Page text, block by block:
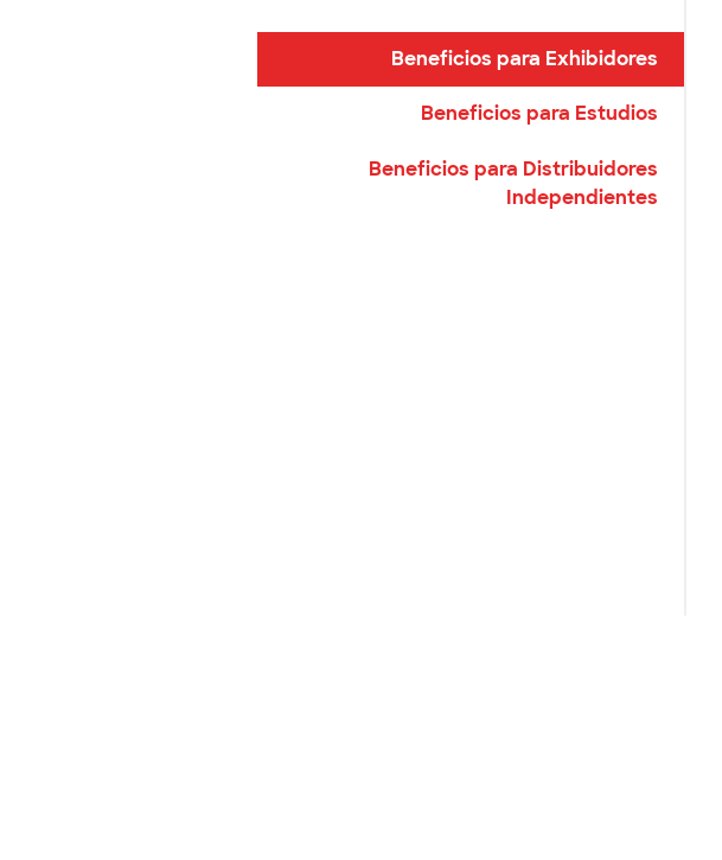
Beneficios para Exhibidores
Beneficios para Estudios
Beneficios para Distribuidores
Independientes